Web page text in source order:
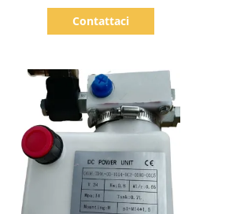
del rimorchio
Contattaci